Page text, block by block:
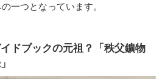
一つとなっています。
ドブックの元祖？「秩父鑛物